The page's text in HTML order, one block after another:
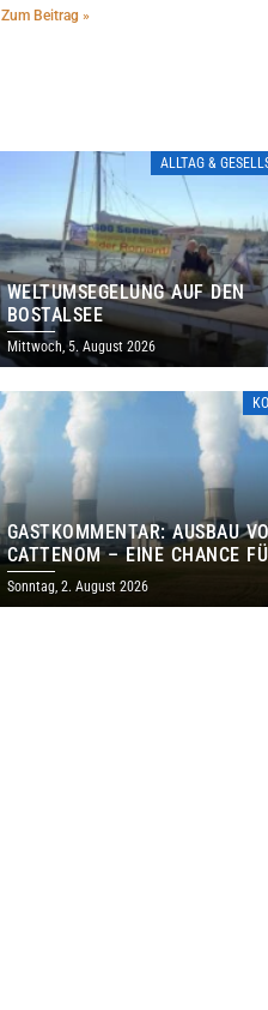
Zum Beitrag »
ALLTAG &
WELTUMSEGELUNG AUF DEN
BOSTALSEE
Mittwoch, 5. August 2026
GASTKOMMENTAR: AUSBAU
CATTENOM – EINE CHANCE
LOTHRINGEN UND DAS
Sonntag, 2. August 2026